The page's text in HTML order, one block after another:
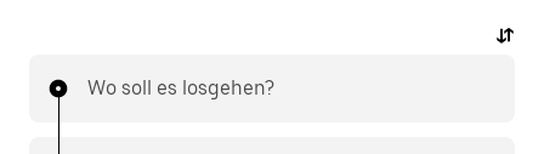
Wo soll es losgehen?